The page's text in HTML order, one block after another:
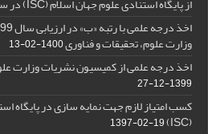
وزارت علوم، تحقیقات و فناوری1400-02-13
اخذ درجه علمی از کمیسیون نشریات وزارت
1399-12-27
کسب امتیاز لازم جهت نمایه سازی در پایگاه
(ISC)
1397-02-19